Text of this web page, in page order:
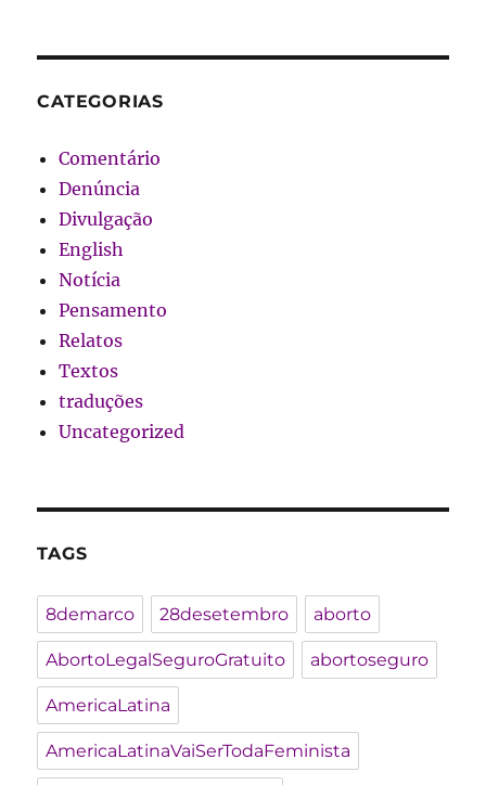
CATEGORIAS
Comentário
Denúncia
Divulgação
English
Notícia
Pensamento
Relatos
Textos
traduções
Uncategorized
TAGS
8demarco 28desetembro aborto
AbortoLegalSeguroGratuito abortoseguro
AmericaLatina
AmericaLatinaVaiSerTodaFeminista